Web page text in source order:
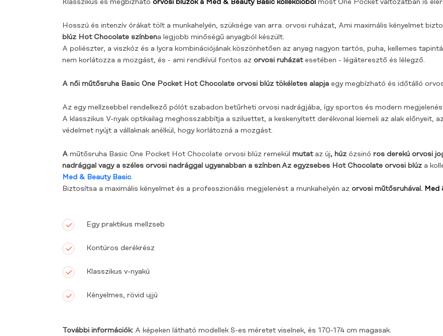
Klasszikus és megbízható orvosi blúzok a Med & Beauty Basic kollekcióból most One Pocket változatban is
Hosszú és intenzív órákat tölt a munkahelyén, szüksége van arra. orvosi ruházat, Ami maximális kényelmet
blúz Hot Chocolate színbena legjobb minőségű anyagból készült.
A poliészter, a viszkóz és a lycra kombinációjának köszönhetően az anyag nagyon tartós, puha, kellemes
nem korlátozza a mozgást, és - ami rendkívül fontos az orvosi ruházatesetében - légáteresztő és lélegző.
A női műtősruha Basic One Pocket Hot Chocolate orvosi blúz tökéletes alapja egy megbízható és időtálló
Az egy mellzsebbel rendelkező pólót szabadon betűrheti orvosi nadrágjába, így sportos és modern
A klasszikus V-nyak optikailag meghosszabbítja a sziluettet, a keskenyített derékvonal kiemeli az alak előnyeit,
védelmet nyújt a vállaknak anélkül, hogy korlátozná a mozgást.
A műtősruha Basic One Pocket Hot Chocolate orvosi blúz remekül mutataz új, húz ózsinó ros derekú orvosi
nadrággal vagy a széles orvosi nadrággal ugyanabban a színben.Az egyzsebes Hot Chocolate orvosi blúz a
Med & Beauty Basic.
Biztosítsa a maximális kényelmet és a professzionális megjelenést a munkahelyén az orvosi műtősruhával. Med
Egy praktikus mellzseb
Kontúros derékrész
Klasszikus v-nyakú
Kényelmes, rövid ujjú
További információk: A képeken látható modellek S-es méretet viselnek, és 170-174 cm magasak.